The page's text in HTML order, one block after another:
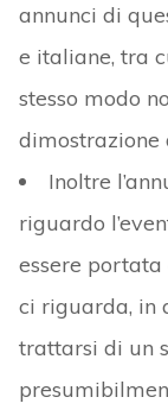
annunci di
e italiane, tra
stesso modo
dimostrazione
Inoltre
riguardo
essere portata
ci riguarda, in
trattarsi di un